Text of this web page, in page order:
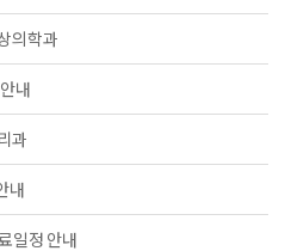
의학과
내
과
내
일정 안내